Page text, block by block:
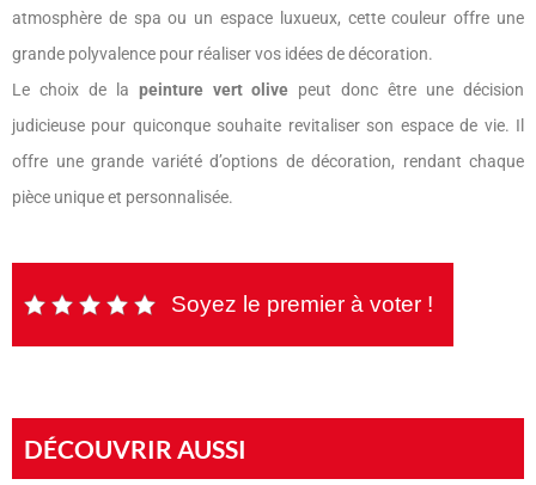
atmosphère de spa ou un espace luxueux, cette couleur offre une
grande polyvalence pour réaliser vos idées de décoration.
Le choix de la peinture vert olive peut donc être une décision
judicieuse pour quiconque souhaite revitaliser son espace de vie. Il
offre une grande variété d’options de décoration, rendant chaque
pièce unique et personnalisée.
Soyez le premier à voter !
DÉCOUVRIR AUSSI